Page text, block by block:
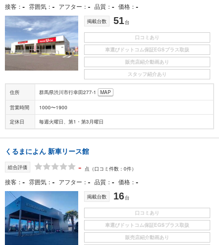
接客 - 雰囲気 - アフター - 品質 - 価格 -
掲載台数 51台
口コミあり
車選びドットコム保証EGSプラス取扱
販売店紹介動画あり
スタッフ紹介あり
住所 群馬県渋川市行幸田277-1 MAP
営業時間 1000〜1900
定休日 毎週火曜日、第1・第3月曜日
くるまによん 新車リース館
総合評価 - 点 （口コミ件数：0件）
接客 - 雰囲気 - アフター - 品質 - 価格 -
掲載台数 16台
口コミあり
車選びドットコム保証EGSプラス取扱
販売店紹介動画あり